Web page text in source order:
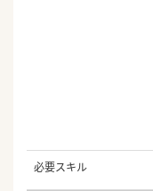
必要スキル